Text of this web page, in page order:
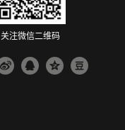
关注微信二维码